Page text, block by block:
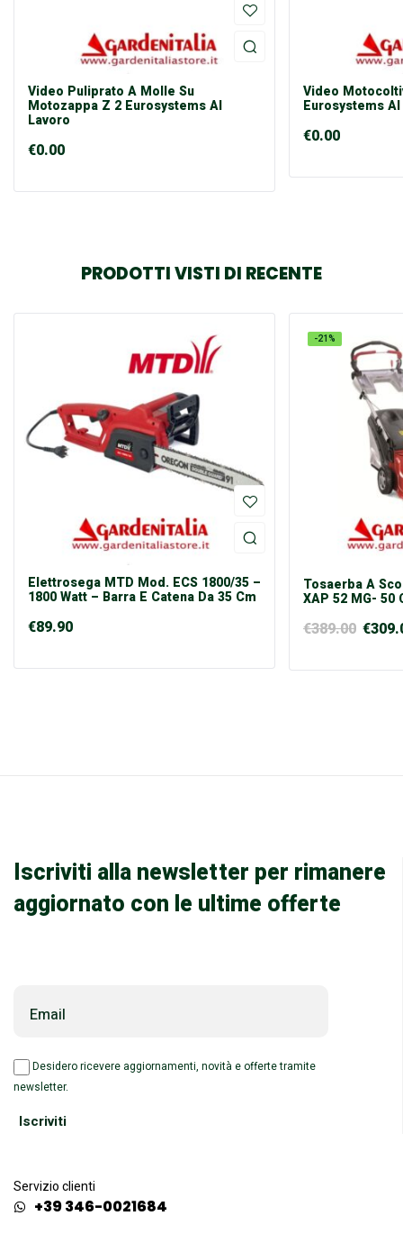
Video Puliprato A Molle Su
Motozappa Z 2 Eurosystems Al
Lavoro
€0.00
Video
Eurosystems
€0.00
PRODOTTI VISTI DI RECENTE
Elettrosega MTD Mod. ECS 1800/35 –
1800 Watt – Barra E Catena Da 35 Cm
€89.90
-21%
Tosaerba A
XAP 52 MG- 50
€389.00 €
Iscriviti alla newsletter per rimanere
aggiornato con le ultime offerte
Email
Desidero ricevere aggiornamenti, novità e offerte tramite
newsletter.
Servizio clienti
+39 346-0021684